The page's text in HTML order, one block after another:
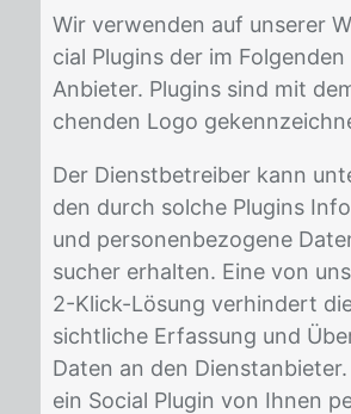
Wir ver­wen­den auf un­se­rer
ci­al Plug­ins der im
An­bie­ter. Plug­ins sind mit
chen­den Logo
Der Dienst­be­trei­ber kann
den durch sol­che Plug­ins
und per­so­nen­be­zo­ge­ne
su­cher er­hal­ten. Eine von
2-Klick-Lö­sung ver­hin­dert
sicht­li­che Er­fas­sung und
Da­ten an den
ein So­ci­al Plu­gin von Ih­nen